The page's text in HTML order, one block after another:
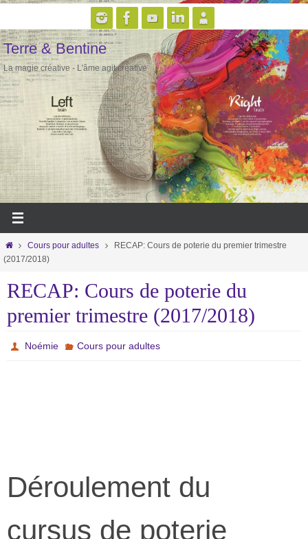
vers
le
contenu
Terre & Bentine
La magie créative - L'âme agit créative
HomeCours pour adultes
RECAP: Cours de poterie du premier trimestre
(2017/2018)
RECAP: Cours de poterie du
premier trimestre (2017/2018)
Noémie Cours pour adultes
Déroulement du
cursus de poterie